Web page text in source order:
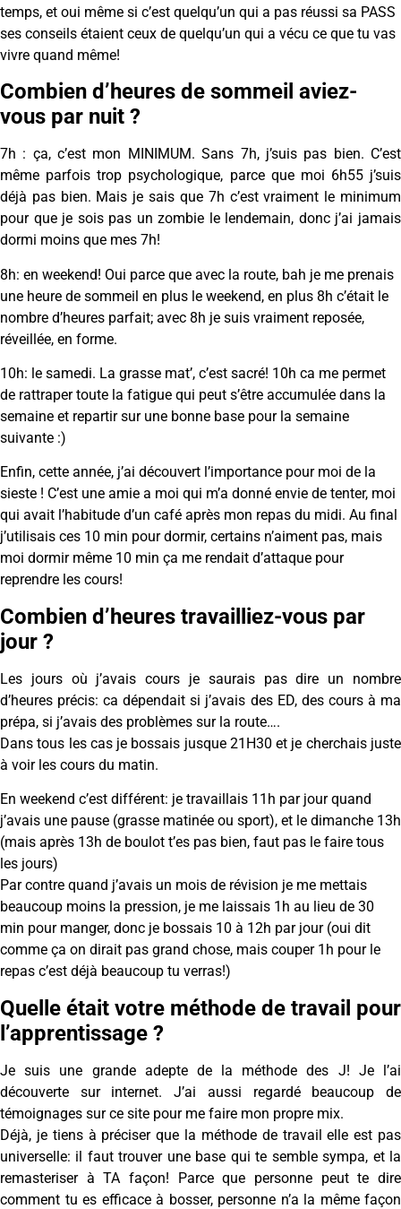
temps, et oui même si c’est quelqu’un qui a pas réussi sa PASS
ses conseils étaient ceux de quelqu’un qui a vécu ce que tu vas
vivre quand même!
Combien d’heures de sommeil aviez-
vous par nuit ?
7h : ça, c’est mon MINIMUM. Sans 7h, j’suis pas bien. C’est
même parfois trop psychologique, parce que moi 6h55 j’suis
déjà pas bien. Mais je sais que 7h c’est vraiment le minimum
pour que je sois pas un zombie le lendemain, donc j’ai jamais
dormi moins que mes 7h!
8h: en weekend! Oui parce que avec la route, bah je me prenais
une heure de sommeil en plus le weekend, en plus 8h c’était le
nombre d’heures parfait; avec 8h je suis vraiment reposée,
réveillée, en forme.
10h: le samedi. La grasse mat’, c’est sacré! 10h ca me permet
de rattraper toute la fatigue qui peut s’être accumulée dans la
semaine et repartir sur une bonne base pour la semaine
suivante :)
Enfin, cette année, j’ai découvert l’importance pour moi de la
sieste ! C’est une amie a moi qui m’a donné envie de tenter, moi
qui avait l’habitude d’un café après mon repas du midi. Au final
j’utilisais ces 10 min pour dormir, certains n’aiment pas, mais
moi dormir même 10 min ça me rendait d’attaque pour
reprendre les cours!
Combien d’heures travailliez-vous par
jour ?
Les jours où j’avais cours je saurais pas dire un nombre
d’heures précis: ca dépendait si j’avais des ED, des cours à ma
prépa, si j’avais des problèmes sur la route….
Dans tous les cas je bossais jusque 21H30 et je cherchais juste
à voir les cours du matin.
En weekend c’est différent: je travaillais 11h par jour quand
j’avais une pause (grasse matinée ou sport), et le dimanche 13h
(mais après 13h de boulot t’es pas bien, faut pas le faire tous
les jours)
Par contre quand j’avais un mois de révision je me mettais
beaucoup moins la pression, je me laissais 1h au lieu de 30
min pour manger, donc je bossais 10 à 12h par jour (oui dit
comme ça on dirait pas grand chose, mais couper 1h pour le
repas c’est déjà beaucoup tu verras!)
Quelle était votre méthode de travail pour
l’apprentissage ?
Je suis une grande adepte de la méthode des J! Je l’ai
découverte sur internet. J’ai aussi regardé beaucoup de
témoignages sur ce site pour me faire mon propre mix.
Déjà, je tiens à préciser que la méthode de travail elle est pas
universelle: il faut trouver une base qui te semble sympa, et la
remasteriser à TA façon! Parce que personne peut te dire
comment tu es efficace à bosser, personne n’a la même façon